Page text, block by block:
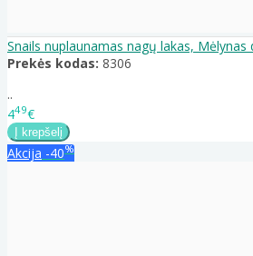
Snails nuplaunamas nagų lakas, Mėlynas
Prekės kodas: 8306
..
449€
Akcija -40%